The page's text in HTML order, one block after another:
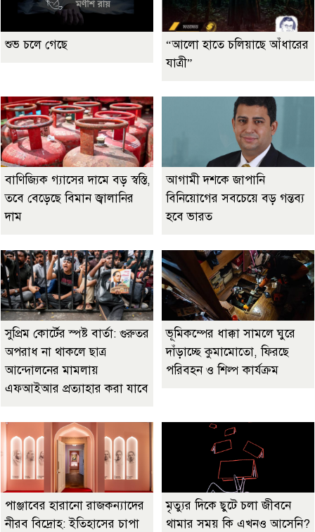
শুভ চলে গেছে
“আলো হাতে চলিয়াছে আঁধারের
যাত্রী”
বাণিজ্যিক গ্যাসের দামে বড় স্বস্তি,
তবে বেড়েছে বিমান জ্বালানির
দাম
আগামী দশকে জাপানি
বিনিয়োগের সবচেয়ে বড় গন্তব্য
হবে ভারত
সুপ্রিম কোর্টের স্পষ্ট বার্তা: গুরুতর
অপরাধ না থাকলে ছাত্র
আন্দোলনের মামলায়
এফআইআর প্রত্যাহার করা যাবে
ভূমিকম্পের ধাক্কা সামলে ঘুরে
দাঁড়াচ্ছে কুমামোতো, ফিরছে
পরিবহন ও শিল্প কার্যক্রম
পাঞ্জাবের হারানো রাজকন্যাদের
নীরব বিদ্রোহ: ইতিহাসের চাপা
মৃত্যুর দিকে ছুটে চলা জীবনে
থামার সময় কি এখনও আসেনি?